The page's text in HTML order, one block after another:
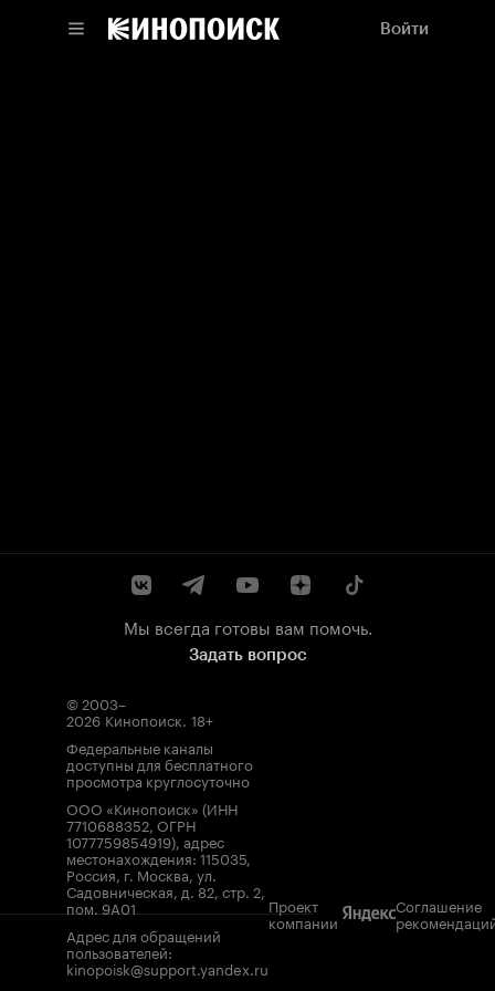
Войти
Мы всегда готовы вам помочь.
Задать вопрос
© 2003–
2026 Кинопоиск. 18+
Федеральные каналы
доступны для бесплатного
просмотра круглосуточно
ООО «Кинопоиск» (ИНН
7710688352, ОГРН
1077759854919), адрес
местонахождения: 115035,
Россия, г. Москва, ул.
Садовническая, д. 82, стр. 2,
пом. 9А01
Адрес для обращений
пользователей:
kinopoisk@support.yandex.ru
Проект
компании
Соглашение